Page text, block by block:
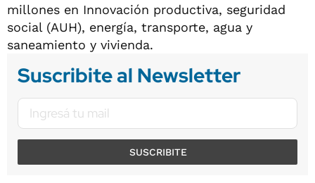
millones en Innovación productiva, seguridad
social (AUH), energía, transporte, agua y
saneamiento y vivienda.
Suscribite al Newsletter
SUSCRIBITE